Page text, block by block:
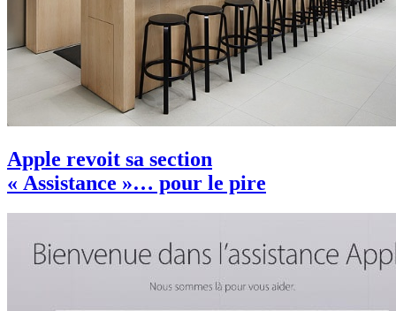
Apple revoit sa section
« Assistance »… pour le pire